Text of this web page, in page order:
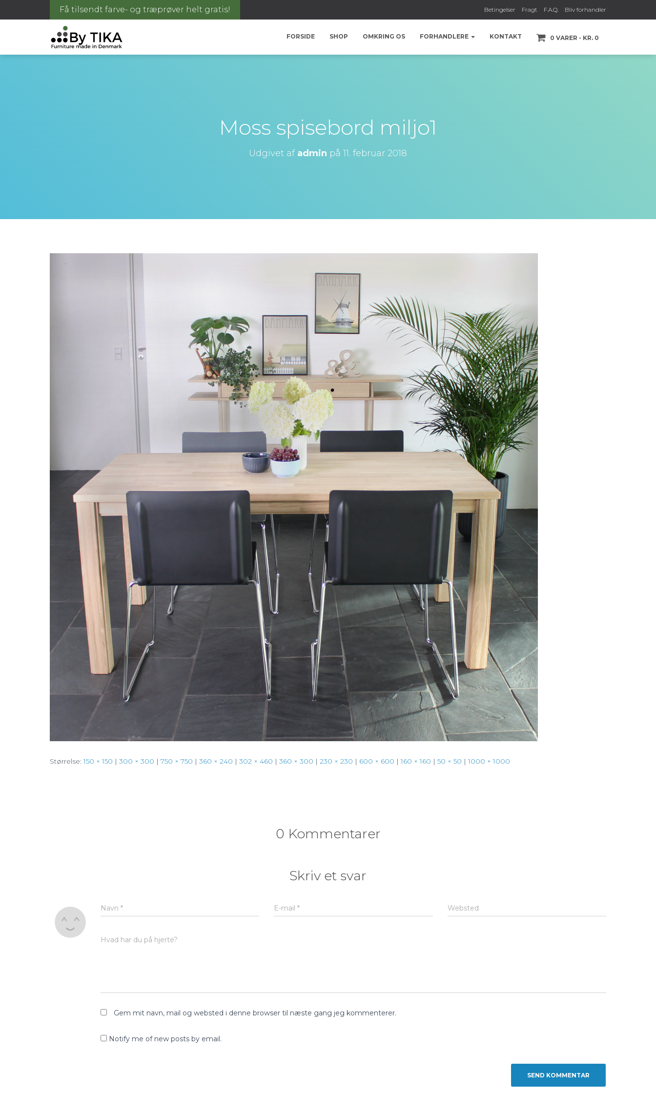
Få tilsendt farve- og træprøver helt gratis! Betingelser Fragt F.A.Q. Bliv forhandler
FORSIDE SHOP OMKRING OS FORHANDLERE KONTAKT 0 VARER KR. 0
Moss spisebord miljo1
Udgivet af admin på 11. februar 2018
Størrelse:150 × 150 | 300 × 300 | 750 × 750 | 360 × 240 | 302 × 460 | 360 × 300 | 230 × 230 | 600 × 600 | 160 × 160 | 50 × 50 | 1000 × 1000
0 Kommentarer
Skriv et svar
Navn * E-mail* Websted
Hvad har du på hjerte?
Gem mit navn, mail og websted i denne browser til næste gang jeg kommenterer.
Notify me of new posts by email.